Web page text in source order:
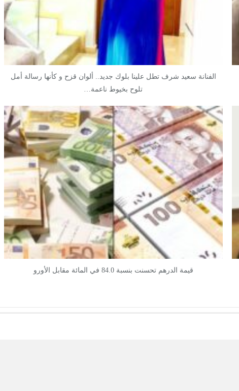
الفنانة سعيد شرف تطل علينا بلوك جديد.. ألوان قزح و كأنها رسالة أمل
تلوح بخيوط ناعمة…
قيمة الدرهم تحسنت بنسبة 84.0 في المائة مقابل الأورو